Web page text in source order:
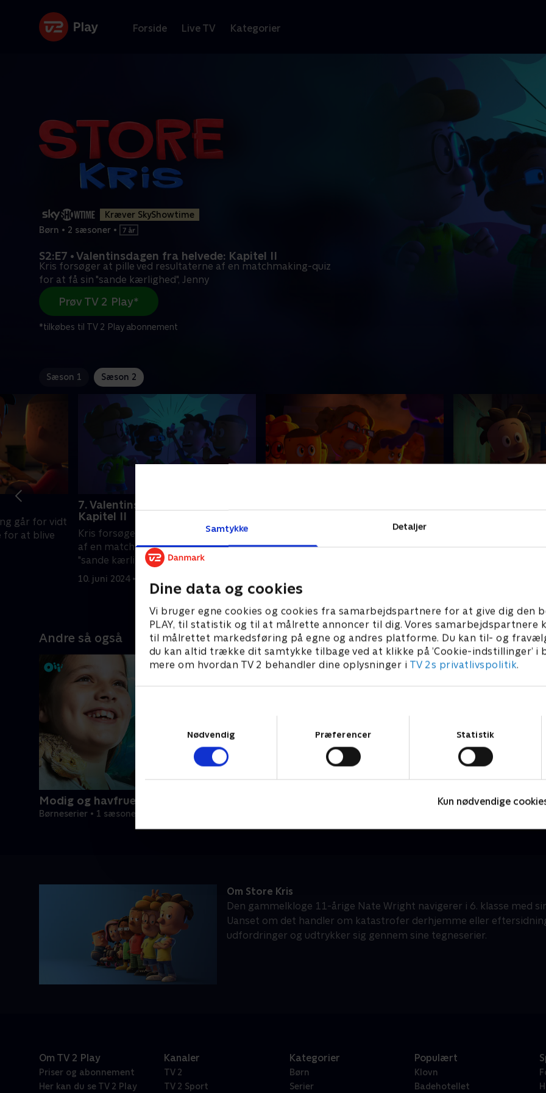
Samtykke Detaljer
Dine data og cookies
Vi bruger egne cookies og cookies fra samarbejdspartnere for at give dig den
PLAY, til statistik og til at målrette annoncer til dig. Vores samarbejdspartnere
til målrettet markedsføring på egne og andres platforme. Du kan til- og
du kan altid trække dit samtykke tilbage ved at klikke på ’Cookie-indstillinger’ i
mere om hvordan TV 2 behandler dine oplysninger i TV 2s privatlivspolitik.
Nødvendig
Præferencer Statistik
Kun nødvendige
Forside Live TV Kategorier
Kræver SkyShowtime
Børn • 2 sæsoner •
S2:E7 • Valentinsdagen fra helvede: Kapitel II
Kris forsøger at pille ved resultaterne af en matchmaking-quiz
for at få sin "sande kærlighed", Jenny
Prøv TV 2 Play*
*tilkøbes til TV 2 Play abonnement
Sæson 1 Sæson 2
går for vidt
for at blive
7. Valentinsdagen fra helvede:
Kapitel II
Kris forsøger at pille ved resultaterne
af en matchmaking-quiz for at få sin
"sande kærlighed", Jenny
10. juni 2024 • 21 min
Da Krises yndlingssnack kommer i en
ny "smagsforstærket" version, kan
reaktion
10. juni 2024 • 21 min
Kris håber at sætte
Andre så også
Modig og havfruen
Børneserier • 1 sæsoner
Om Store Kris
Den gammelkloge 11-årige Nate Wright navigerer i 6. klasse med
Uanset om det handler om katastrofer derhjemme eller
udfordringer og udtrykker sig gennem sine tegneserier.
Om TV 2 Play
Priser og abonnement
Her kan du se TV 2 Play
Kanaler
TV 2
TV 2 Sport
Kategorier
Børn
Serier
Populært
Klovn
Badehotellet